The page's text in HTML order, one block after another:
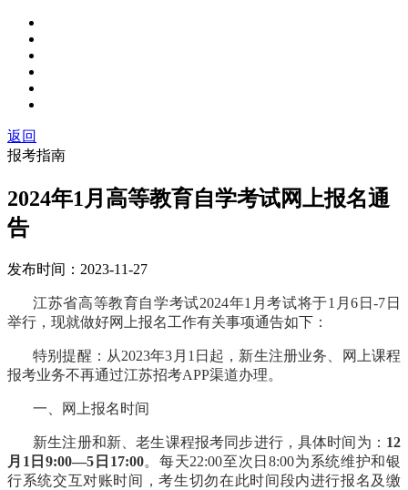
返回
报考指南
2024年1月高等教育自学考试网上报名通
告
发布时间： 2023-11-27
江苏省高等教育自学考试2024年1月考试将于1月6日-7日
举行，现就做好网上报名工作有关事项通告如下：
特别提醒：从2023年3月1日起，新生注册业务、网上课程
报考业务不再通过江苏招考APP渠道办理。
一、网上报名时间
新生注册和新、老生课程报考同步进行，具体时间为： 12
月1日9:00—5日17:00。每天22:00至次日8:00为系统维护和银
行系统交互对账时间，考生切勿在此时间段内进行报名及缴